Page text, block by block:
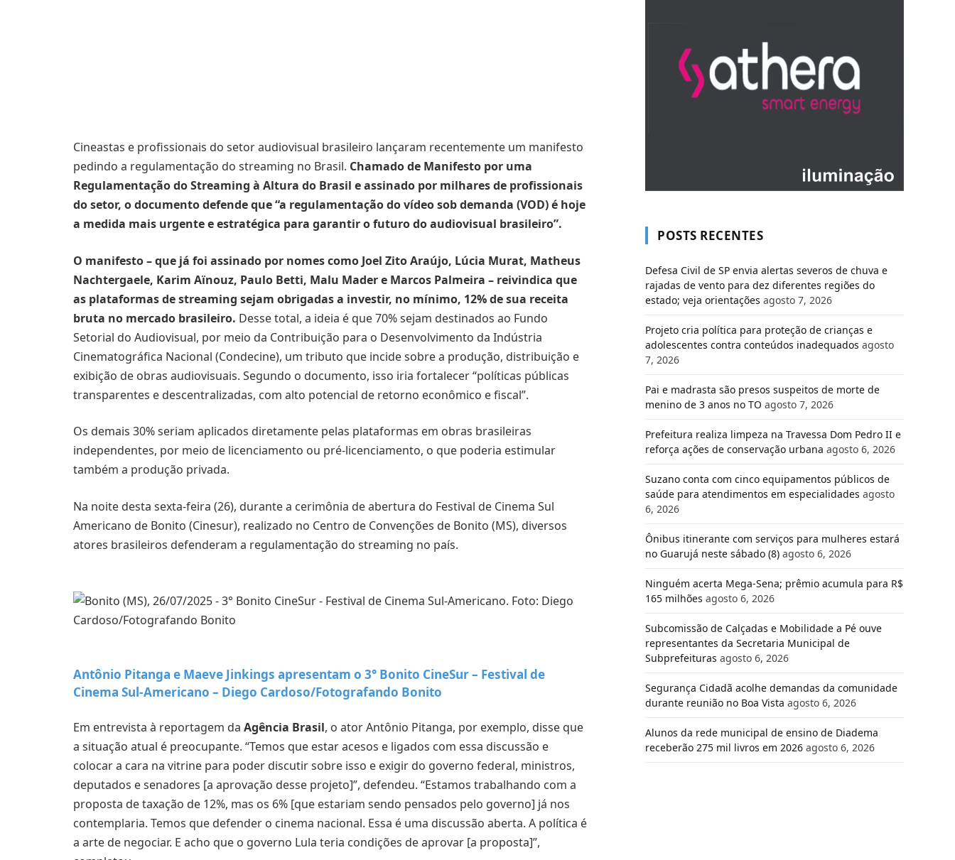
Cineastas e profissionais do setor audiovisual brasileiro lançaram recentemente um manifesto
pedindo a regulamentação do streaming no Brasil. Chamado de Manifesto por uma
Regulamentação do Streaming à Altura do Brasil e assinado por milhares de profissionais
do setor, o documento defende que “a regulamentação do vídeo sob demanda (VOD) é hoje
a medida mais urgente e estratégica para garantir o futuro do audiovisual brasileiro”.
O manifesto – que já foi assinado por nomes como Joel Zito Araújo, Lúcia Murat, Matheus
Nachtergaele, Karim Aïnouz, Paulo Betti, Malu Mader e Marcos Palmeira – reivindica que
as plataformas de streaming sejam obrigadas a investir, no mínimo, 12% de sua receita
bruta no mercado brasileiro. Desse total, a ideia é que 70% sejam destinados ao Fundo
Setorial do Audiovisual, por meio da Contribuição para o Desenvolvimento da Indústria
Cinematográfica Nacional (Condecine), um tributo que incide sobre a produção, distribuição e
exibição de obras audiovisuais. Segundo o documento, isso iria fortalecer “políticas públicas
transparentes e descentralizadas, com alto potencial de retorno econômico e fiscal”.
Os demais 30% seriam aplicados diretamente pelas plataformas em obras brasileiras
independentes, por meio de licenciamento ou pré-licenciamento, o que poderia estimular
também a produção privada.
Na noite desta sexta-feira (26), durante a cerimônia de abertura do Festival de Cinema Sul
Americano de Bonito (Cinesur), realizado no Centro de Convenções de Bonito (MS), diversos
atores brasileiros defenderam a regulamentação do streaming no país.
Antônio Pitanga e Maeve Jinkings apresentam o 3° Bonito CineSur – Festival de
Cinema Sul-Americano – Diego Cardoso/Fotografando Bonito
Em entrevista à reportagem da Agência Brasil, o ator Antônio Pitanga, por exemplo, disse que
a situação atual é preocupante. “Temos que estar acesos e ligados com essa discussão e
colocar a cara na vitrine para poder discutir sobre isso e exigir do governo federal, ministros,
deputados e senadores [a aprovação desse projeto]”, defendeu. “Estamos trabalhando com a
proposta de taxação de 12%, mas os 6% [que estariam sendo pensados pelo governo] já nos
contemplaria. Temos que defender o cinema nacional. Essa é uma discussão aberta. A política é
a arte de negociar. E acho que o governo Lula teria condições de aprovar [a proposta]”,
POSTS RECENTES
Defesa Civil de SP envia alertas severos de chuva e
rajadas de vento para dez diferentes regiões do
estado; veja orientações agosto 7, 2026
Projeto cria política para proteção de crianças e
adolescentes contra conteúdos inadequados agosto
7, 2026
Pai e madrasta são presos suspeitos de morte de
menino de 3 anos no TO agosto 7, 2026
Prefeitura realiza limpeza na Travessa Dom Pedro II e
reforça ações de conservação urbana agosto 6, 2026
Suzano conta com cinco equipamentos públicos de
saúde para atendimentos em especialidades agosto
6, 2026
Ônibus itinerante com serviços para mulheres estará
no Guarujá neste sábado (8) agosto 6, 2026
Ninguém acerta Mega-Sena; prêmio acumula para R$
165 milhões agosto 6, 2026
Subcomissão de Calçadas e Mobilidade a Pé ouve
representantes da Secretaria Municipal de
Subprefeituras agosto 6, 2026
Segurança Cidadã acolhe demandas da comunidade
durante reunião no Boa Vista agosto 6, 2026
Alunos da rede municipal de ensino de Diadema
receberão 275 mil livros em 2026 agosto 6, 2026